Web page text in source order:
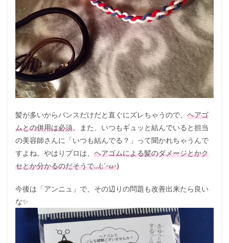
髪が多いからバンスだけだと直ぐにズレちゃうので、 ヘアゴ
ムとの併用は必須。また、いつもギュッと結んでいると担当
の美容師さんに「いつも結んでる？」って聞かれちゃうんで
すよね。やはりプロは、 ヘアゴムによる髪のダメージとかク
セとか分かるのだそうで…(;´･ω･)
今後は「アンニュ」で、その辺りの問題も改善出来たら良い
な✨